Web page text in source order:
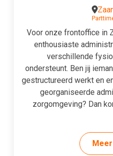
Voor onze frontoffice in
enthousiaste
verschillende
ondersteunt. Ben jij
gestructureerd werkt en
georganiseerde
zorgomgeving? Dan